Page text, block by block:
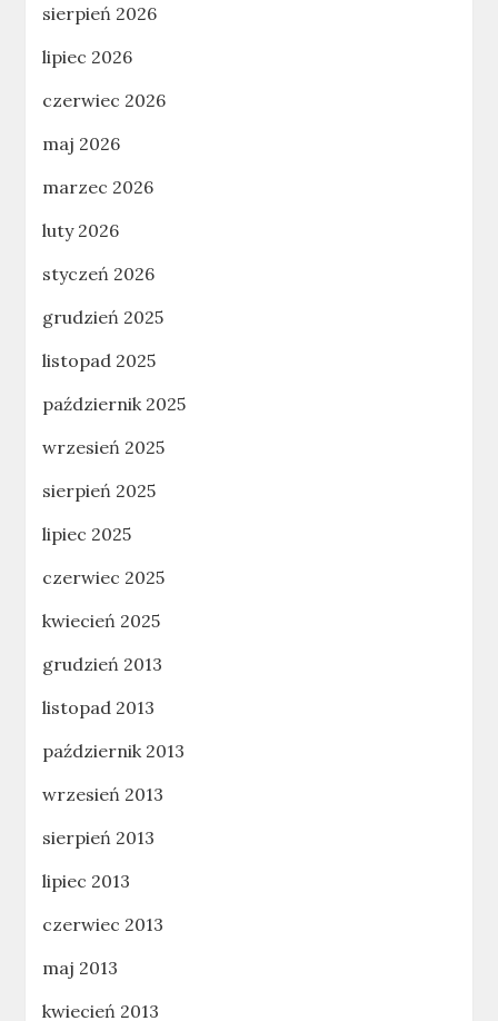
sierpień 2026
lipiec 2026
czerwiec 2026
maj 2026
marzec 2026
luty 2026
styczeń 2026
grudzień 2025
listopad 2025
październik 2025
wrzesień 2025
sierpień 2025
lipiec 2025
czerwiec 2025
kwiecień 2025
grudzień 2013
listopad 2013
październik 2013
wrzesień 2013
sierpień 2013
lipiec 2013
czerwiec 2013
maj 2013
kwiecień 2013